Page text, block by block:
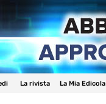
La rivista La Mia Edicola